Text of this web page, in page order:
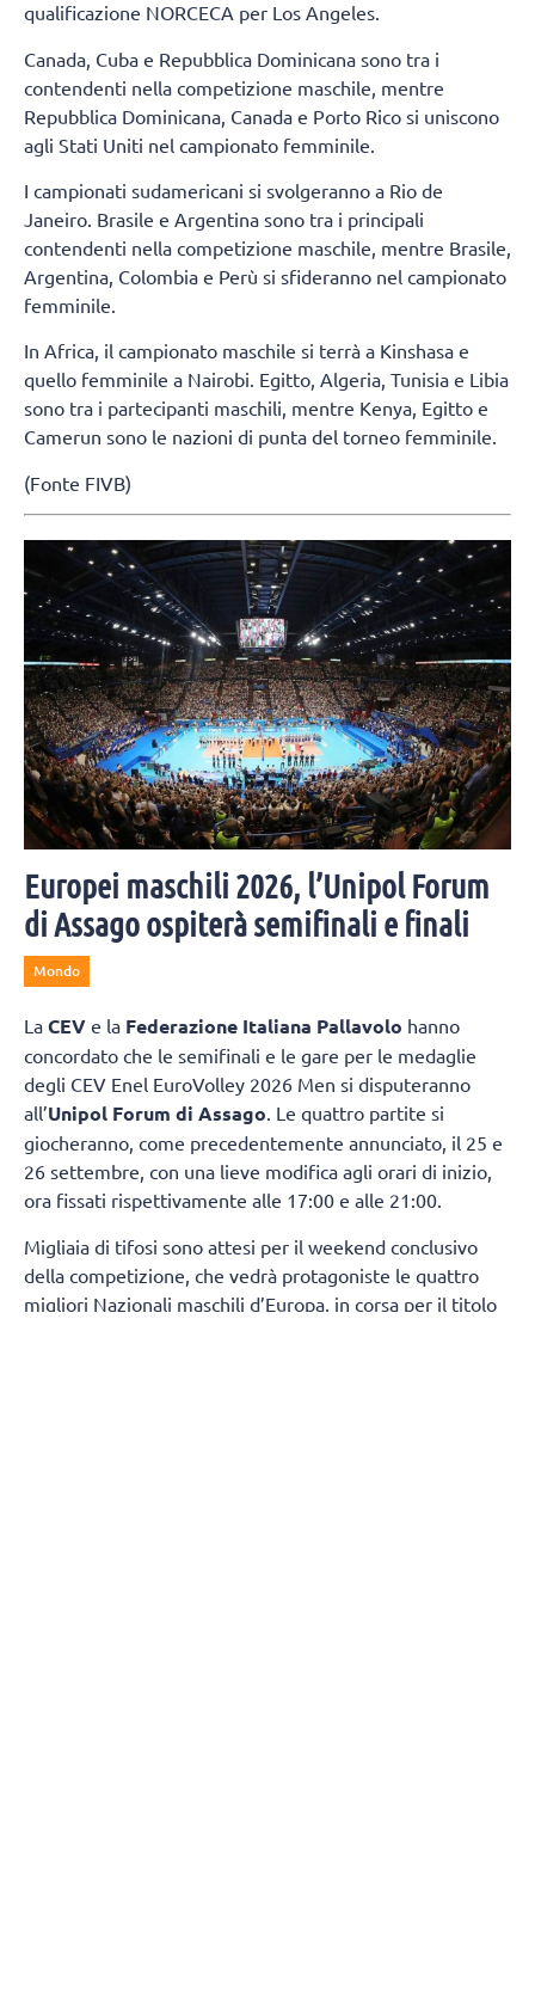
qualificazione NORCECA per Los Angeles.
Canada, Cuba e Repubblica Dominicana sono tra i
contendenti nella competizione maschile, mentre
Repubblica Dominicana, Canada e Porto Rico si uniscono
agli Stati Uniti nel campionato femminile.
I campionati sudamericani si svolgeranno a Rio de
Janeiro. Brasile e Argentina sono tra i principali
contendenti nella competizione maschile, mentre Brasile,
Argentina, Colombia e Perù si sfideranno nel campionato
femminile.
In Africa, il campionato maschile si terrà a Kinshasa e
quello femminile a Nairobi. Egitto, Algeria, Tunisia e Libia
sono tra i partecipanti maschili, mentre Kenya, Egitto e
Camerun sono le nazioni di punta del torneo femminile.
(Fonte FIVB)
Europei maschili 2026, l’Unipol Forum
di Assago ospiterà semifinali e finali
Mondo
La CEV e la Federazione Italiana Pallavolo hanno
concordato che le semifinali e le gare per le medaglie
degli CEV Enel EuroVolley 2026 Men si disputeranno
all’Unipol Forum di Assago. Le quattro partite si
giocheranno, come precedentemente annunciato, il 25 e
26 settembre, con una lieve modifica agli orari di inizio,
ora fissati rispettivamente alle 17:00 e alle 21:00.
Migliaia di tifosi sono attesi per il weekend conclusivo
della competizione, che vedrà protagoniste le quattro
migliori Nazionali maschili d’Europa, in corsa per il titolo